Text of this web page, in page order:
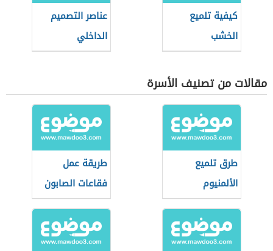
كيفية تلميع
الخشب
عناصر التصميم
الداخلي
مقالات من تصنيف الأسرة
طرق تلميع
الألمنيوم
طريقة عمل
فقاعات الصابون